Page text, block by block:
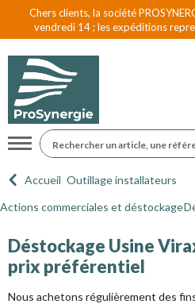
Chers clients, la société
vendredi 14 ; les expéditions
Navigation
Accueil Outillage installateurs
Actions commerciales et déstockage
Déstockage Usine
prix préférentiel
Nous achetons régulièrement des